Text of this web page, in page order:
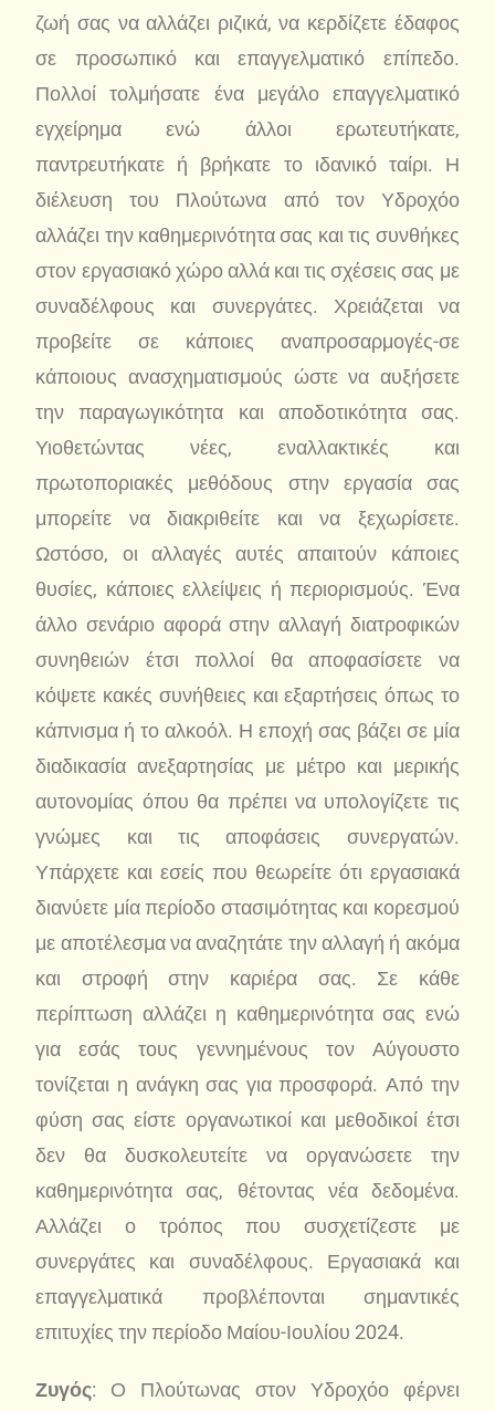
ζωή σας να αλλάζει ριζικά, να κερδίζετε έδαφος
σε προσωπικό και επαγγελματικό επίπεδο.
Πολλοί τολμήσατε ένα μεγάλο επαγγελματικό
εγχείρημα ενώ άλλοι ερωτευτήκατε,
παντρευτήκατε ή βρήκατε το ιδανικό ταίρι. Η
διέλευση του Πλούτωνα από τον Υδροχόο
αλλάζει την καθημερινότητα σας και τις συνθήκες
στον εργασιακό χώρο αλλά και τις σχέσεις σας με
συναδέλφους και συνεργάτες. Χρειάζεται να
προβείτε σε κάποιες αναπροσαρμογές-σε
κάποιους ανασχηματισμούς ώστε να αυξήσετε
την παραγωγικότητα και αποδοτικότητα σας.
Υιοθετώντας νέες, εναλλακτικές και
πρωτοποριακές μεθόδους στην εργασία σας
μπορείτε να διακριθείτε και να ξεχωρίσετε.
Ωστόσο, οι αλλαγές αυτές απαιτούν κάποιες
θυσίες, κάποιες ελλείψεις ή περιορισμούς. Ένα
άλλο σενάριο αφορά στην αλλαγή διατροφικών
συνηθειών έτσι πολλοί θα αποφασίσετε να
κόψετε κακές συνήθειες και εξαρτήσεις όπως το
κάπνισμα ή το αλκοόλ. Η εποχή σας βάζει σε μία
διαδικασία ανεξαρτησίας με μέτρο και μερικής
αυτονομίας όπου θα πρέπει να υπολογίζετε τις
γνώμες και τις αποφάσεις συνεργατών.
Υπάρχετε και εσείς που θεωρείτε ότι εργασιακά
διανύετε μία περίοδο στασιμότητας και κορεσμού
με αποτέλεσμα να αναζητάτε την αλλαγή ή ακόμα
και στροφή στην καριέρα σας. Σε κάθε
περίπτωση αλλάζει η καθημερινότητα σας ενώ
για εσάς τους γεννημένους τον Αύγουστο
τονίζεται η ανάγκη σας για προσφορά. Από την
φύση σας είστε οργανωτικοί και μεθοδικοί έτσι
δεν θα δυσκολευτείτε να οργανώσετε την
καθημερινότητα σας, θέτοντας νέα δεδομένα.
Αλλάζει ο τρόπος που συσχετίζεστε με
συνεργάτες και συναδέλφους. Εργασιακά και
επαγγελματικά προβλέπονται σημαντικές
επιτυχίες την περίοδο Μαίου-Ιουλίου 2024.
Ζυγός: Ο Πλούτωνας στον Υδροχόο φέρνει